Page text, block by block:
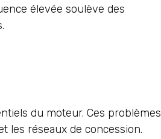
élevée soulève des
du moteur. Ces problèmes
les réseaux de concession.